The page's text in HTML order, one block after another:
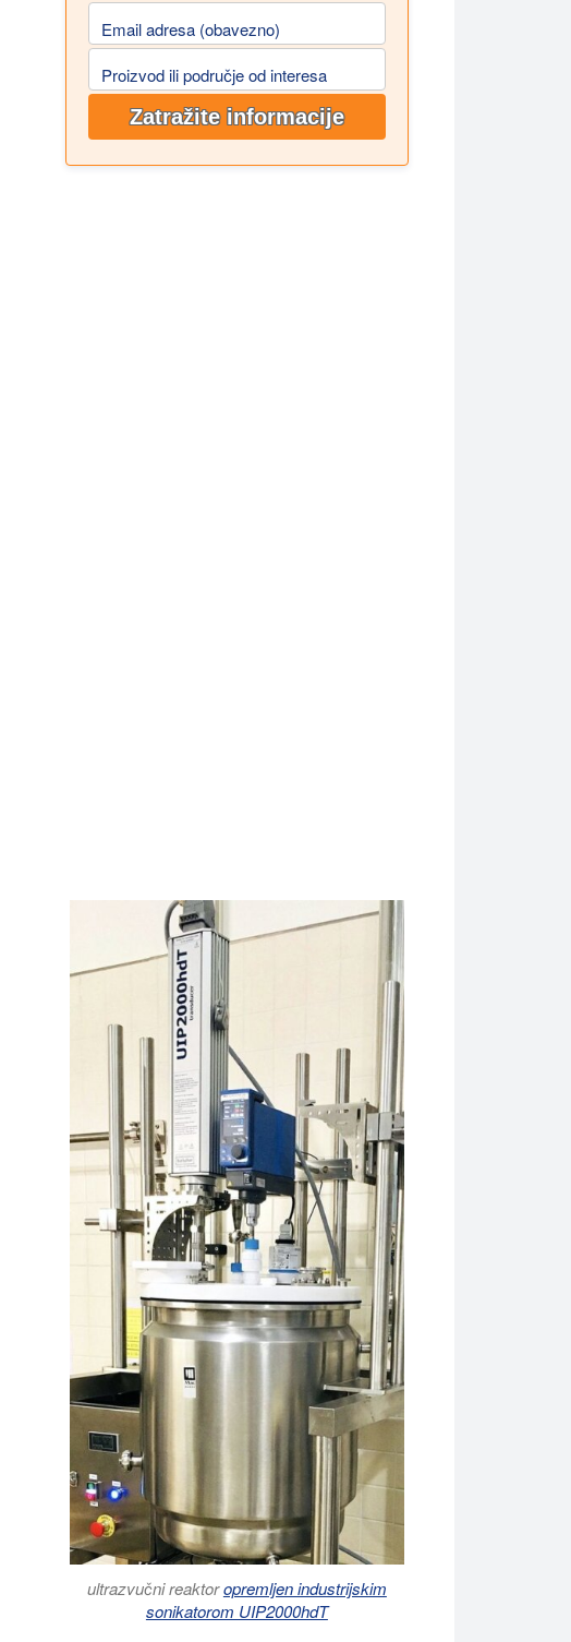
Email adresa (obavezno)
Proizvod ili područje od interesa
Zatražite informacije
ultrazvučni reaktoropremljen industrijskim
sonikatorom UIP2000hdT